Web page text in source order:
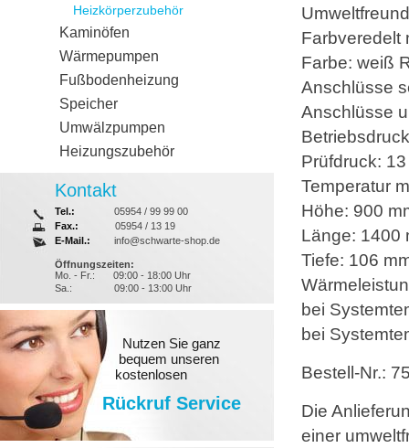
Farbveredelt
Farbe: weiß
Anschlüsse
Anschlüsse
Prüfdruck:
Temperatur
Höhe: 900
Länge: 1400
Tiefe: 106
bei
bei
Bestell-Nr.:
Die
einer
Heizkörperzubehör
Kaminöfen
Wärmepumpen
Fußbodenheizung
Speicher
Umwälzpumpen
Heizungszubehör
Kontakt
Tel.:
05954 / 99 99 00
Fax.:
05954 / 13 19
E-Mail.:
info@schwarte-shop.de
Öffnungszeiten:
Mo. - Fr.:
09:00 - 18:00 Uhr
Sa.:
09:00 - 13:00 Uhr
Nutzen Sie ganz
bequem unseren
kostenlosen
Rückruf Service